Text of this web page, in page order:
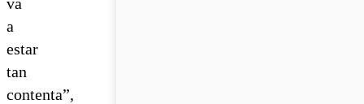
a
estar
tan
contenta”,